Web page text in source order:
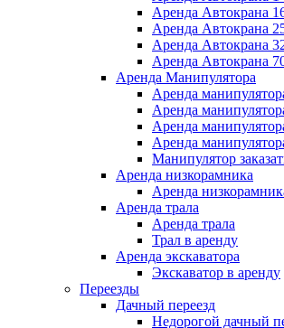
Аренда Автокрана
Аренда Автокрана
Аренда Автокрана
Аренда Автокрана
Аренда Манипулятора
Аренда
Аренда
Аренда
Аренда
Манипулятор
Аренда низкорамника
Аренда
Аренда трала
Аренда трала
Трал в аренду
Аренда экскаватора
Экскаватор в аренду
Переезды
Дачный переезд
Недорогой дачный